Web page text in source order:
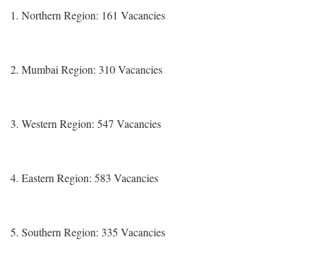
1. Northern Region: 161 Vacancies
2. Mumbai Region: 310 Vacancies
3. Western Region: 547 Vacancies
4. Eastern Region: 583 Vacancies
5. Southern Region: 335 Vacancies